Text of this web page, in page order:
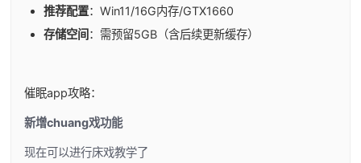
​推荐配置​​：Win11/16G内存/GTX1660
​存储空间​ ​：需预留5GB（含后续更新缓存）
催眠app攻略：
新增chuang戏功能
现在可以进行床戏教学了